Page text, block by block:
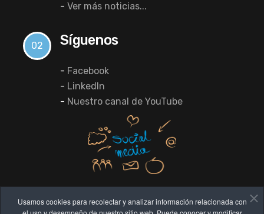
Usamos cookies para recolectar y analizar información relacionada con
- Ver más noticias...
02 Síguenos
- Facebook
- LinkedIn
- Nuestro canal de YouTube